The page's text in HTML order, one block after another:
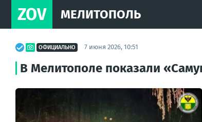
ZOV МЕЛИТОПОЛЬ
ОФИЦИАЛЬНО 7 июня 2026, 10:51
В Мелитополе показали